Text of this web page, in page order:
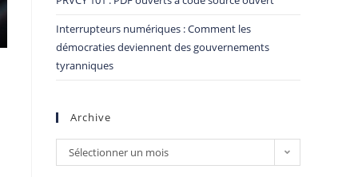
Interrupteurs numériques : Comment les
démocraties deviennent des gouvernements
tyranniques
Archive
Sélectionner un mois